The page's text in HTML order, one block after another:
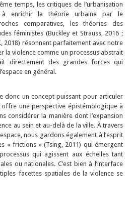
temps, les critiques de l’urbanisation
enrichir la théorie urbaine par le
comparatives, les théories des
féministes (Buckley et Strauss, 2016 ;
, 2018) résonnent parfaitement avec notre
la violence comme un processus abstrait
directement des grandes forces qui
en général.
donc un concept puissant pour articuler
offre une perspective épistémologique à
considérer la manière dont l’expansion
au sein et au-delà de la ville. À travers
nous gardons également à l’esprit
« frictions » (Tsing, 2011) qui émergent
qui agissent aux échelles tant
ou nationales. C’est bien à l’interface
facettes spatiales de la violence se